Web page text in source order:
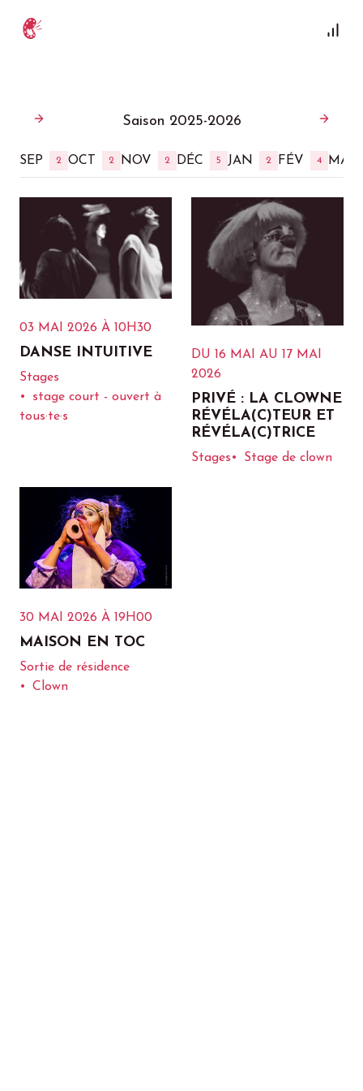
Saison 2025-2026
SEP 2 OCT 2 NOV 2 DÉC 5 JAN 2 FÉV 4 MAR
03 MAI 2026 À 10H30
DANSE INTUITIVE
Stages
stage court - ouvert à
tous·te·s
DU 16 MAI AU 17 MAI
2026
PRIVÉ : LA CLOWNE
RÉVÉLA(C)TEUR ET
RÉVÉLA(C)TRICE
Stages Stage de clown
30 MAI 2026 À 19H00
MAISON EN TOC
Sortie de résidence
Clown